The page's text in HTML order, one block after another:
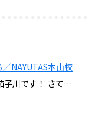
NAYUTAS本山校
子川です！ さて…